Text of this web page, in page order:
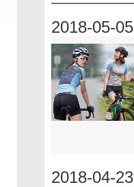
2018-05-05
2018-04-23